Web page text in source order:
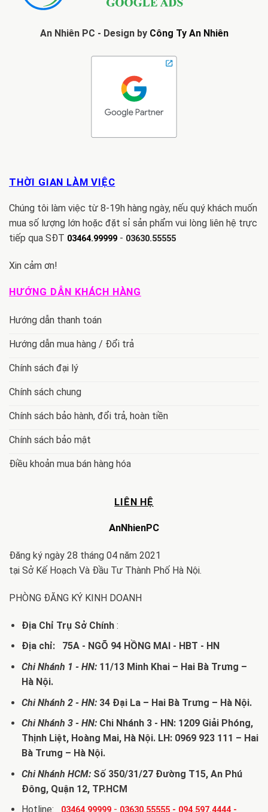
An Nhiên PC - Design by Công Ty An Nhiên
THỜI GIAN LÀM VIỆC
Chúng tôi làm việc từ 8-19h hàng ngày, nếu quý khách muốn
mua số lượng lớn hoặc đặt sỉ sản phẩm vui lòng liên hệ trực
tiếp qua SĐT 03464.99999 - 03630.55555
Xin cảm ơn!
HƯỚNG DẪN KHÁCH HÀNG
Hướng dẫn thanh toán
Hướng dẫn mua hàng / Đổi trả
Chính sách đại lý
Chính sách chung
Chính sách bảo hành, đổi trả, hoàn tiền
Chính sách bảo mật
Điều khoản mua bán hàng hóa
LIÊN HỆ
AnNhienPC
Đăng ký ngày 28 tháng 04 năm 2021
tại Sở Kế Hoạch Và Đầu Tư Thành Phố Hà Nội.
PHÒNG ĐĂNG KÝ KINH DOANH
Địa Chỉ Trụ Sở Chính:
Địa chỉ: 75A - NGÕ 94 HỒNG MAI - HBT - HN
Chi Nhánh 1 - HN:11/13 Minh Khai – Hai Bà Trưng –
Hà Nội.
Chi Nhánh 2 - HN:34 Đại La – Hai Bà Trưng – Hà Nội.
Chi Nhánh 3 - HN:Chi Nhánh 3 - HN: 1209 Giải Phóng,
Thịnh Liệt, Hoàng Mai, Hà Nội. LH: 0969 923 111 – Hai
Bà Trưng – Hà Nội.
Chi Nhánh HCM:Số 350/31/27 Đường T15, An Phú
Đông, Quận 12, TP.HCM
Hotline:
-